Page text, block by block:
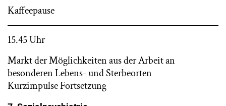
Kaffeepause
15.45 Uhr
Markt der Möglichkeiten aus der Arbeit an
besonderen Lebens- und Sterbeorten
Kurzimpulse Fortsetzung